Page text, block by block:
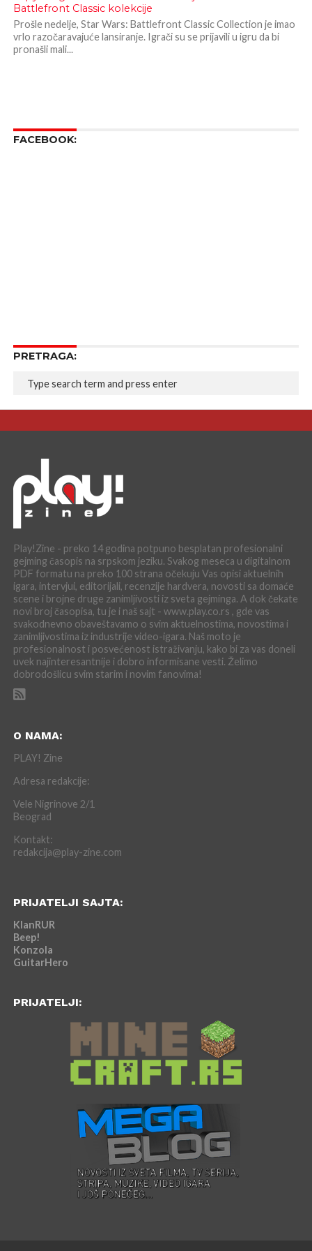
Battlefront Classic kolekcije
Prošle nedelje, Star Wars: Battlefront Classic Collection je imao
vrlo razočaravajuće lansiranje. Igrači su se prijavili u igru da bi
pronašli mali...
FACEBOOK:
PRETRAGA:
Play!Zine - preko 14 godina potpuno besplatan profesionalni
gejming časopis na srpskom jeziku. Svakog meseca u digitalnom
PDF formatu na preko 100 strana očekuju Vas opisi aktuelnih
igara, intervjui, editorijali, recenzije hardvera, novosti sa domaće
scene i brojne druge zanimljivosti iz sveta gejminga. A dok čekate
novi broj časopisa, tu je i naš sajt - www.play.co.rs , gde vas
svakodnevno obaveštavamo o svim aktuelnostima, novostima i
zanimljivostima iz industrije video-igara. Naš moto je
profesionalnost i posvećenost istraživanju, kako bi za vas doneli
uvek najinteresantnije i dobro informisane vesti. Želimo
dobrodošlicu svim starim i novim fanovima!
O NAMA:
PLAY! Zine
Adresa redakcije:
Vele Nigrinove 2/1
Beograd
Kontakt:
redakcija@play-zine.com
PRIJATELJI SAJTA:
KlanRUR
Beep!
Konzola
GuitarHero
PRIJATELJI: